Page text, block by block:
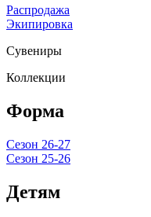
Распродажа
Экипировка
Сувениры
Коллекции
Форма
Сезон 26-27
Сезон 25-26
Детям